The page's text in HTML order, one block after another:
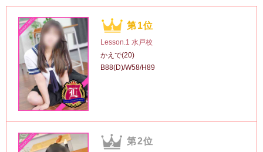
第1位
Lesson.1 水戸校
かえで(20)
B88(D)/W58/H89
第2位